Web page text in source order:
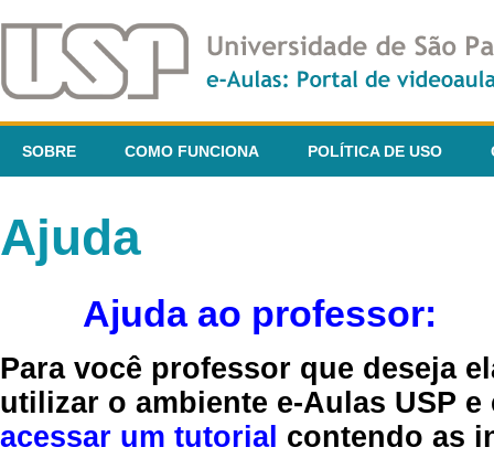
SOBRE COMO FUNCIONA POLÍTICA DE USO
Ajuda
Ajuda ao professor:
Para você professor que deseja
utilizar o ambiente e-Aulas USP
acessar um tutorial contendo as